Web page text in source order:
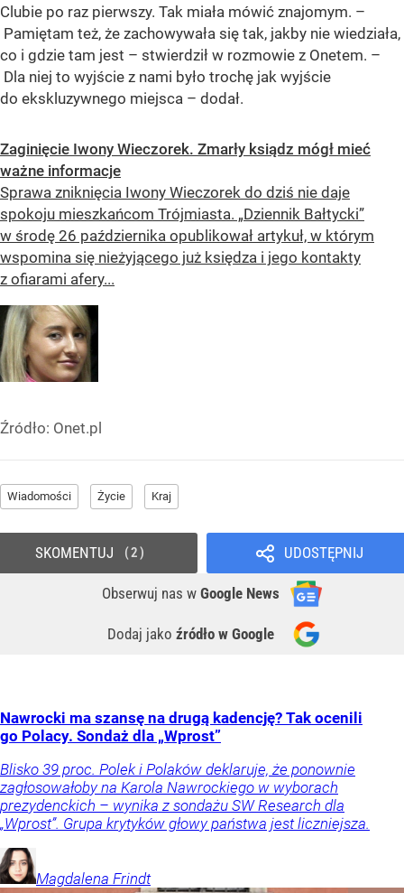
Clubie po raz pierwszy. Tak miała mówić znajomym. –
Pamiętam też, że zachowywała się tak, jakby nie wiedziała,
co i gdzie tam jest – stwierdził w rozmowie z Onetem. –
Dla niej to wyjście z nami było trochę jak wyjście
do ekskluzywnego miejsca – dodał.
Zaginięcie Iwony Wieczorek. Zmarły ksiądz mógł mieć
ważne informacje
Sprawa zniknięcia Iwony Wieczorek do dziś nie daje
spokoju mieszkańcom Trójmiasta. „Dziennik Bałtycki”
w środę 26 października opublikował artykuł, w którym
wspomina się nieżyjącego już księdza i jego kontakty
z ofiarami afery...
Źródło: Onet.pl
Wiadomości Życie Kraj
UDOSTĘPNIJ
Obserwuj nas w Google News
Dodaj jako źródło w Google
SKOMENTUJ 2
Nawrocki ma szansę na drugą kadencję? Tak ocenili
go Polacy. Sondaż dla „Wprost”
Blisko 39 proc. Polek i Polaków deklaruje, że ponownie
zagłosowałoby na Karola Nawrockiego w wyborach
prezydenckich – wynika z sondażu SW Research dla
„Wprost”. Grupa krytyków głowy państwa jest liczniejsza.
Magdalena Frindt